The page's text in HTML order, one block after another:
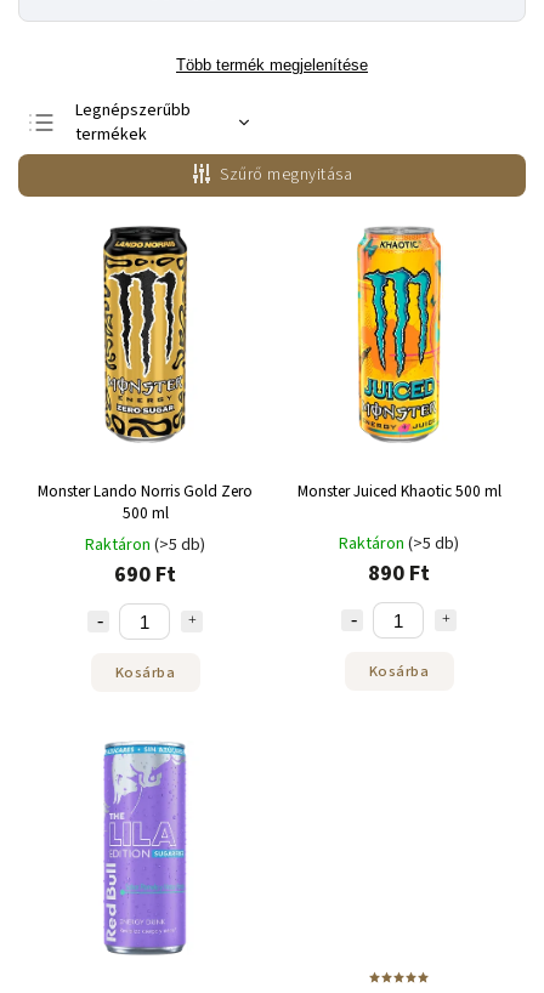
Több termék megjelenítése
Legnépszerűbb
termékek
Legolcsóbb elöl
Legdrágább
ABC szerint
Szűrő megnyitása
Monster Lando Norris Gold Zero
500 ml
Raktáron (>5 db)
690 Ft
Kosárba
Monster Juiced Khaotic 500 ml
Raktáron (>5 db)
890 Ft
Kosárba